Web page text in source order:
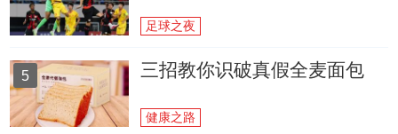
足球之夜
5 三招教你识破真假全麦面包
健康之路